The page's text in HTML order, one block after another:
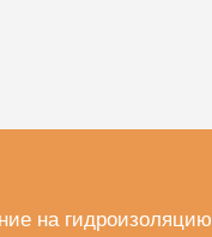
на гидроизоляцию